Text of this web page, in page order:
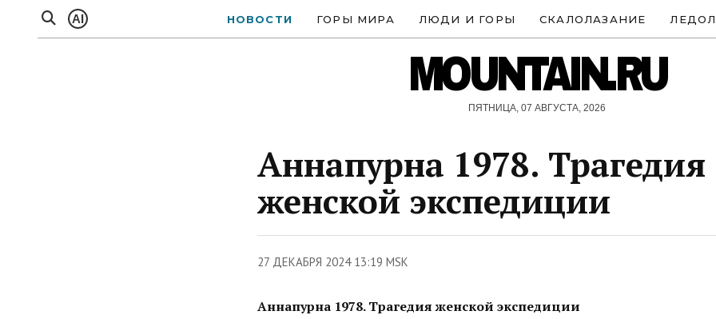
AI НОВОСТИ ГОРЫ МИРА ЛЮДИ И ГОРЫ СКАЛОЛАЗАНИЕ
MOUNTAIN.RU
ПЯТНИЦА, 07 АВГУСТА, 2026
Аннапурна 1978. Трагедия
женской экспедиции
27 ДЕКАБРЯ 2024 13:19 MSK
Аннапурна 1978. Трагедия женской экспедиции